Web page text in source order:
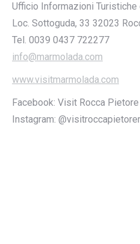
Ufficio Informazioni Turistiche
Loc. Sottoguda, 33 32023
Tel. 0039 0437 722277
info@marmolada.com
www.visitmarmolada.com
Facebook: Visit Rocca
Instagram: